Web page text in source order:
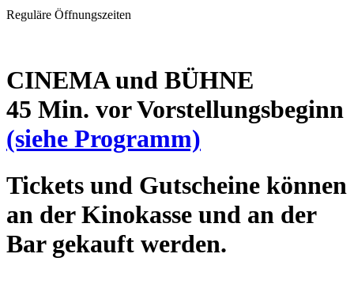
Reguläre Öffnungszeiten
CINEMA und BÜHNE
45 Min. vor Vorstellungsbeginn
(siehe Programm)
Tickets und Gutscheine können
an der Kinokasse und an der
Bar gekauft werden.